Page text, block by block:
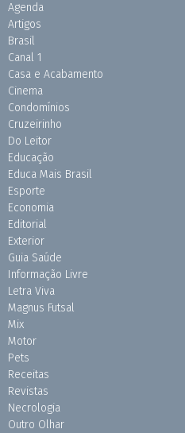
Agenda
Artigos
Brasil
Canal 1
Casa e Acabamento
Cinema
Condomínios
Cruzeirinho
Do Leitor
Educação
Educa Mais Brasil
Esporte
Economia
Editorial
Exterior
Guia Saúde
Informação Livre
Letra Viva
Magnus Futsal
Mix
Motor
Pets
Receitas
Revistas
Necrologia
Outro Olhar